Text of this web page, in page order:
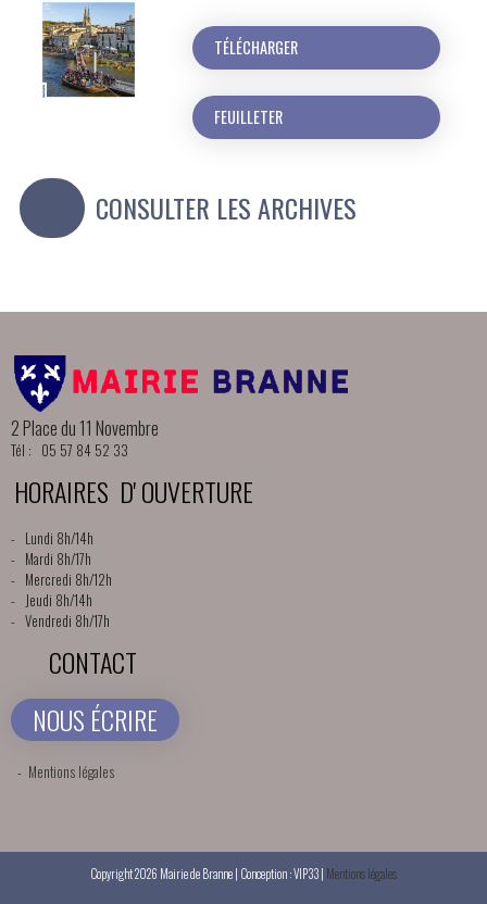
TÉLÉCHARGER
FEUILLETER
CONSULTER LES ARCHIVES
2 Place du 11 Novembre
Tél : 05 57 84 52 33
HORAIRES D' OUVERTURE
- Lundi 8h/14h
- Mardi 8h/17h
- Mercredi 8h/12h
- Jeudi 8h/14h
- Vendredi 8h/17h
CONTACT
NOUS ÉCRIRE
- Mentions légales
Copyright 2026 Mairie de Branne | Conception : VIP33 | Mentions légales